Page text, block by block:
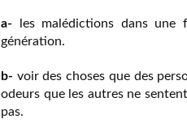
a- les malédictions dans une
génération.
b- voir des choses que des
odeurs que les autres ne
pas.